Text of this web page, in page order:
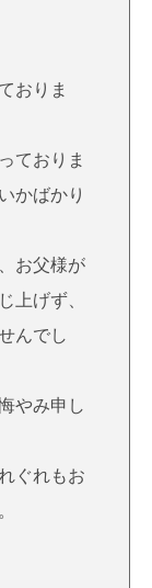
おりま
ておりま
かばかり
お父様が
上げず、
んでし
やみ申し
ぐれもお